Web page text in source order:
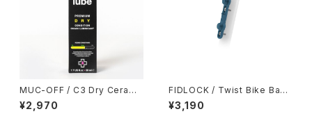
MUC-OFF / C3 Dry Cerami
c Lube 50ml
¥2,970
FIDLOCK / Twist Bike Base
/ Dark Blue
¥3,190